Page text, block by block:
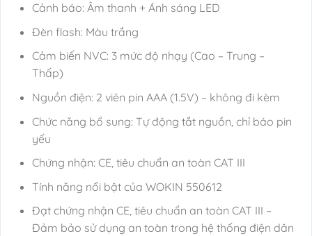
Cảnh báo: Âm thanh + Ánh sáng LED
Đèn flash: Màu trắng
Cảm biến NVC: 3 mức độ nhạy (Cao – Trung –
Thấp)
Nguồn điện: 2 viên pin AAA (1.5V) – không đi kèm
Chức năng bổ sung: Tự động tắt nguồn, chỉ báo pin
yếu
Chứng nhận: CE, tiêu chuẩn an toàn CAT III
Tính năng nổi bật của WOKIN 550612
Đạt chứng nhận CE, tiêu chuẩn an toàn CAT III –
Đảm bảo sử dụng an toàn trong hệ thống điện dân